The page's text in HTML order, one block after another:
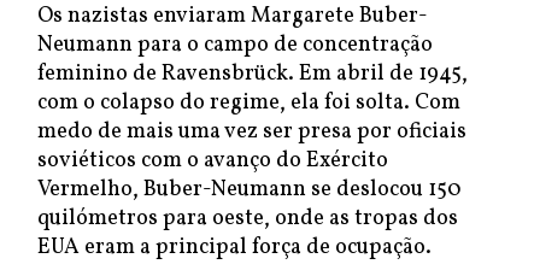
Os nazistas enviaram Margarete Buber-
Neumann para o campo de concentração
feminino de Ravensbrück. Em abril de 1945,
com o colapso do regime, ela foi solta. Com
medo de mais uma vez ser presa por oficiais
soviéticos com o avanço do Exército
Vermelho, Buber-Neumann se deslocou 150
quilómetros para oeste, onde as tropas dos
EUA eram a principal força de ocupação.